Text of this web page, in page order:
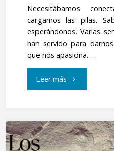
Necesitábamos
cargarnos las pilas.
esperándonos. Varias
han servido para
que nos apasiona. …
Leer más"Muralla
Finestras"